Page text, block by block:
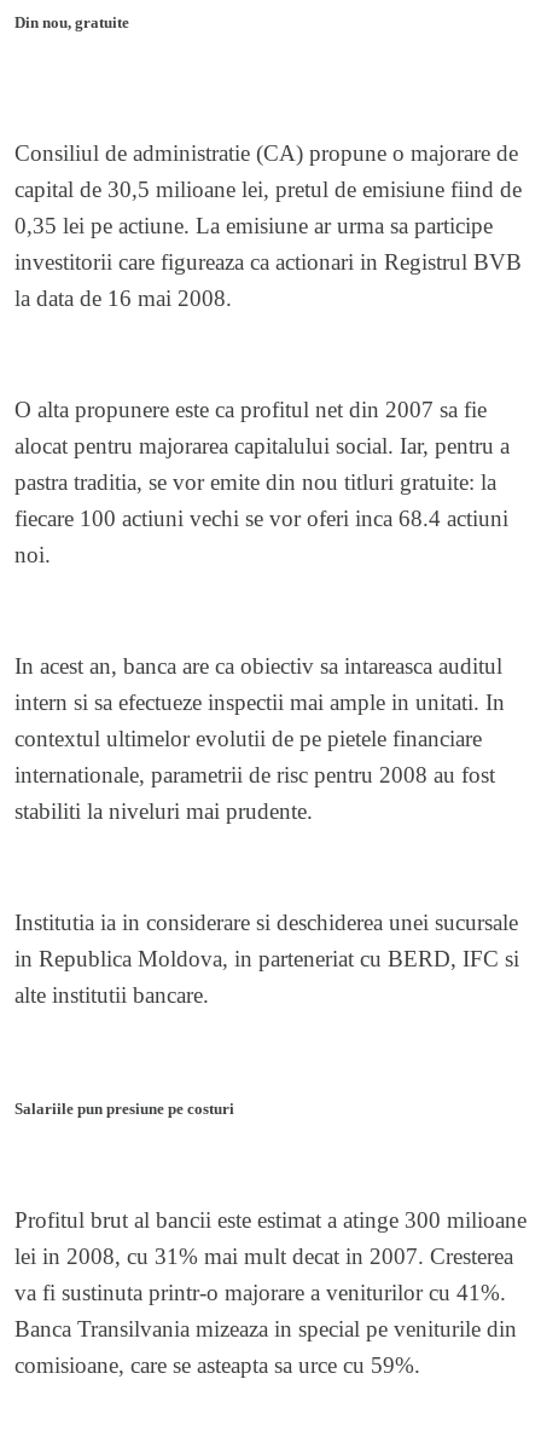
Din nou, gratuite
Consiliul de administratie (CA) propune o majorare de
capital de 30,5 milioane lei, pretul de emisiune fiind de
0,35 lei pe actiune. La emisiune ar urma sa participe
investitorii care figureaza ca actionari in Registrul BVB
la data de 16 mai 2008.
O alta propunere este ca profitul net din 2007 sa fie
alocat pentru majorarea capitalului social. Iar, pentru a
pastra traditia, se vor emite din nou titluri gratuite: la
fiecare 100 actiuni vechi se vor oferi inca 68.4 actiuni
noi.
In acest an, banca are ca obiectiv sa intareasca auditul
intern si sa efectueze inspectii mai ample in unitati. In
contextul ultimelor evolutii de pe pietele financiare
internationale, parametrii de risc pentru 2008 au fost
stabiliti la niveluri mai prudente.
Institutia ia in considerare si deschiderea unei sucursale
in Republica Moldova, in parteneriat cu BERD, IFC si
alte institutii bancare.
Salariile pun presiune pe costuri
Profitul brut al bancii este estimat a atinge 300 milioane
lei in 2008, cu 31% mai mult decat in 2007. Cresterea
va fi sustinuta printr-o majorare a veniturilor cu 41%.
Banca Transilvania mizeaza in special pe veniturile din
comisioane, care se asteapta sa urce cu 59%.